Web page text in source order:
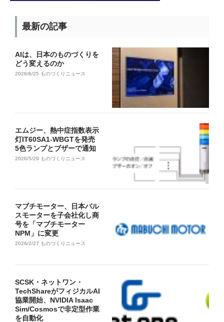
最新の記事
AIは、日本のものづくりを
どう変えるのか
2026/6/25 ものづくりニュース
エムジー、熱中症指数表示
灯IT60SA1-WBGTを発売
5色ランプとブザーで通知
2026/5/29 ものづくりニュース
マブチモーター、日本パル
スモーターを子会社化し商
号を「マブチモーター
NPM」に変更
2026/2/27 ものづくりニュース
SCSK・ネットワン・
TechShareがフィジカルAI
協業開始、NVIDIA Isaac
Sim/Cosmosで非定型作業
を自動化